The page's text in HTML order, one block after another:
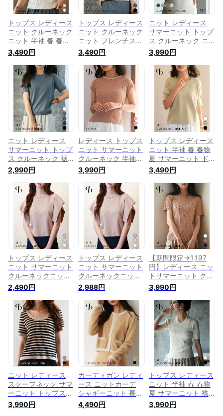
トップス レディース
ニット クルーネック
ニット 半袖 春 春物
夏 ボーダー 配色 バ
イカラー ぴったりフ
ィット ストレッチ
ハイゲージ シンプル
きれいめ 大人 カジ
ュアル 可愛い ラウ
ンドネック女の子 韓
国ファッション
SAISON DE
PAPILLON
sdpxyf6079
3,490円
トップス レディース
ニット クルーネック
ニット フレンチスリ
ーブ 半袖 春 春物 夏
アーガイル編み ぴっ
たり フィット ハイ
ゲージ 透かし編み
シンプル きれいめ
大人 カジュアル 可
愛い SAISON DE
PAPILLON
sdpxyf6092
3,490円
ニット レディース
サマーニット トップ
ス クルーネック ニ
ット きれいめ 涼し
い サマーニット リ
ブ切り替え ブラウジ
ング裾 大人 おしゃ
れ シンプル カジュ
アル きれいめ 女の
子 春 春物 夏
SAISON DE
PAPILLON
sdpxyf6063
3,990円
ニット レディース
サマーニット トップ
ス クルーネック 裾
リブ 薄手 きれいめ
涼しい 大人 おしゃ
れ シンプル カジュ
アル きれいめ 女の
子 OL 通勤 春 春物
夏 SAISON DE
PAPILLON
sdpxyf9102
2,990円
レディース トップス
ニット サマーニット
クルーネック 半袖ニ
ット パール襟 透か
し編み フレンチスリ
ーブ 変形編み きれ
いめ カジュアル シ
ンプル 大人 おしゃ
れ 春 春物 夏
SAISON DE
PAPILLON
sdpxyf6171
3,990円
トップス レディース
ニット 半袖 春 春物
夏 サマーニット ド
ロップショルダー ス
リット 袖口スリット
デザイン パール付き
パール飾り カジュア
ル シンプル クルー
ネック ゆったり き
れいめ おしゃれ オ
フィス SAISON DE
PAPILLON
sdpxyf2841
3,490円
トップス レディース
ニット サマーニット
クルーネックニット
半袖 フレアスリーブ
カジュアル ショート
丈 二の腕カバー 通
勤服 OL ガーリー ベ
ーシック 春 春物 夏
SAISON DE
PAPILLON
sdpxyf0651
2,490円
トップス レディース
ニット サマーニット
クルーネックニット
半袖 フレアスリーブ
カジュアル ショート
丈 二の腕カバー 通
勤服 OL ガーリー ベ
ーシック 春 春物 夏
SAISON DE
PAPILLON
sdpxyf0651
2,988円
【期間限定→1,197
円】レディース ニッ
トサマーニット クル
ーネック 半袖ニット
ケーブル模様 ケーブ
ル編みニット 刺繍
ロゴ刺繍 リブ切替
ジャストサイズ きれ
いめ カジュアル シ
ンプル オフィスカジ
ュアル 通勤服 新作
春 春物 夏 SAISON
DE PAPILLON
sdpxyf6091
3,990円
ニット レディース
スクープネック サマ
ーニット トップス
半袖 配色ボーダー
ボーダー編み 透かし
3,990円
カーディガン レディ
ース ニットカーデ
シャギーニット 長袖
ショート丈 ふわふわ
クルーネック 配色
4,490円
トップス レディース
ニット 半袖 春 春物
夏 サマーニット 襟
付き ポロネック ケ
ーブル編み リブ切り
3,990円